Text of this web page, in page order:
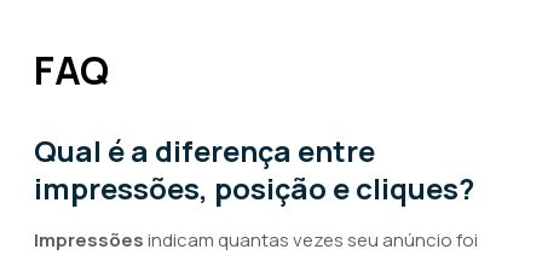
FAQ
Qual é a diferença entre
impressões, posição e cliques?
Impressõesindicam quantas vezes seu anúncio foi